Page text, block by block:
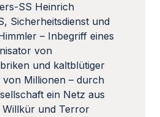
SS Heinrich
Sicherheitsdienst und
– Inbegriff eines
von
und kaltblütiger
von Millionen – durch
ein Netz aus
und Terror